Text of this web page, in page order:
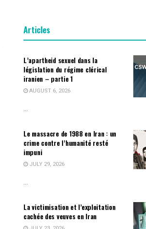
Articles
L’apartheid sexuel dans la
législation du régime clérical
iranien – partie 1
AUGUST 6, 2026
...
Le massacre de 1988 en Iran : un
crime contre l’humanité resté
impuni
JULY 29, 2026
...
La victimisation et l’exploitation
cachée des veuves en Iran